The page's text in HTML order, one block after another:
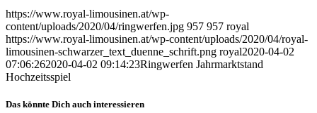
https://www.royal-limousinen.at/wp-
content/uploads/2020/04/ringwerfen.jpg 957 957 royal
https://www.royal-limousinen.at/wp-content/uploads/2020/04/royal-
limousinen-schwarzer_text_duenne_schrift.png royal2020-04-02
07:06:262020-04-02 09:14:23Ringwerfen Jahrmarktstand
Hochzeitsspiel
Das könnte Dich auch interessieren